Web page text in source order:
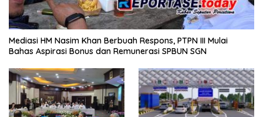
Mediasi HM Nasim Khan Berbuah Respons, PTPN III Mulai
Bahas Aspirasi Bonus dan Remunerasi SPBUN SGN